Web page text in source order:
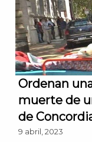
Ordenan
muerte de
de
9 abril, 2023